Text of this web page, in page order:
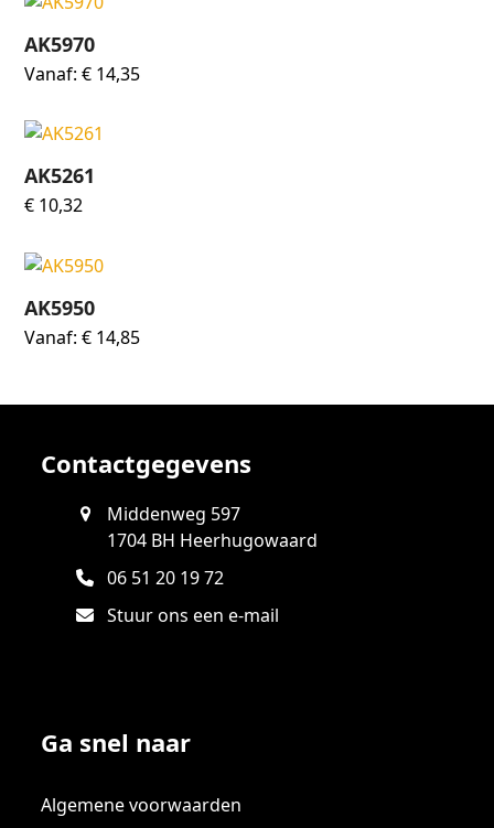
AK5970
Vanaf:€ 14,35
AK5261
€ 10,32
AK5950
Vanaf:€ 14,85
Contactgegevens
Middenweg 597
1704 BH Heerhugowaard
06 51 20 19 72
Stuur ons een e-mail
Ga snel naar
Algemene voorwaarden